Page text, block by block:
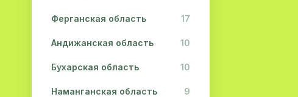
Ферганская область 17
Андижанская область 10
Бухарская область 10
Наманганская область 9